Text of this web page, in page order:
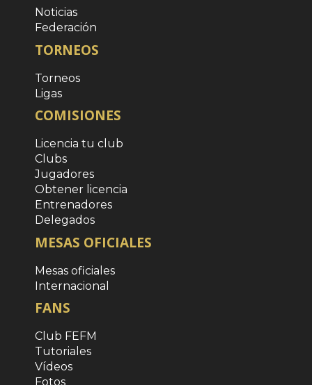
Noticias
Federación
TORNEOS
Torneos
Ligas
COMISIONES
Licencia tu club
Clubs
Jugadores
Obtener licencia
Entrenadores
Delegados
MESAS OFICIALES
Mesas oficiales
Internacional
FANS
Club FEFM
Tutoriales
Vídeos
Fotos